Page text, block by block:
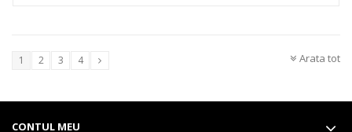
Arata tot
1 2 3 4
CONTUL MEU